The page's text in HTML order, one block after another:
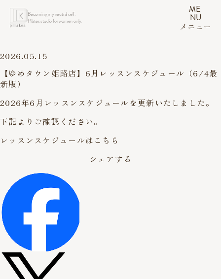
Becoming my neutral self.
Pilates studio for women only.
ME
NU
メニュー
2026.05.15
【ゆめタウン姫路店】6月レッスンスケジュール（6/4最
新版）
2026年6月レッスンスケジュールを更新いたしました。
下記よりご確認ください。
レッスンスケジュールはこちら
シェアする